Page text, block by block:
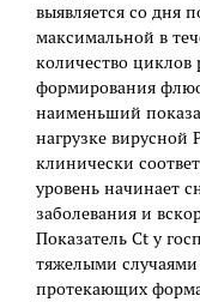
выявляется со дня
максимальной в
количество
формирования
наименьший
нагрузке вирусной
клинически
уровень начинает
заболевания и
Показатель Ct у
тяжелыми
протекающих